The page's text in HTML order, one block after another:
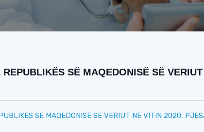
SË MAQEDONISË SË
SË MAQEDONISË SË VERIUT NË VITIN 2020,